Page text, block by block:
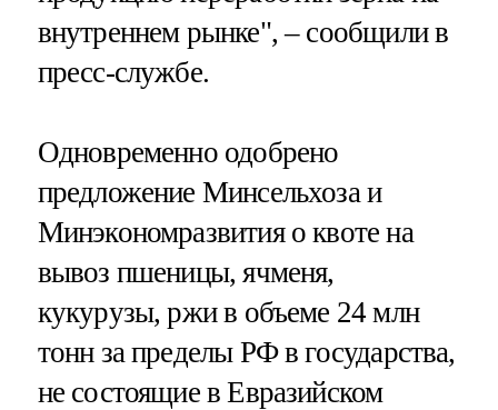
внутреннем рынке", – сообщили в
пресс-службе.
Одновременно одобрено
предложение Минсельхоза и
Минэкономразвития о квоте на
вывоз пшеницы, ячменя,
кукурузы, ржи в объеме 24 млн
тонн за пределы РФ в государства,
не состоящие в Евразийском